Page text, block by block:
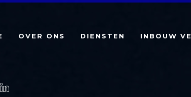
OVER ONS DIENSTEN INBOUW